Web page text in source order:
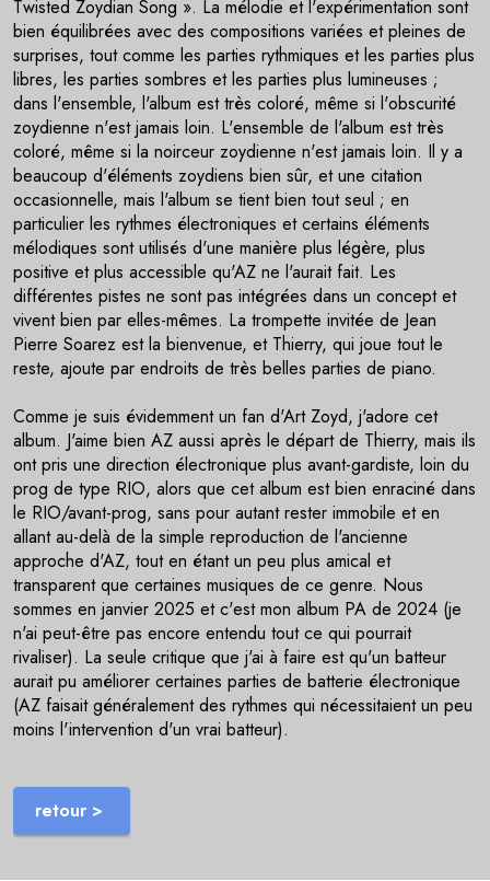
Twisted Zoydian Song ». La mélodie et l'expérimentation sont
bien équilibrées avec des compositions variées et pleines de
surprises, tout comme les parties rythmiques et les parties plus
libres, les parties sombres et les parties plus lumineuses ;
dans l'ensemble, l'album est très coloré, même si l'obscurité
zoydienne n'est jamais loin. L'ensemble de l'album est très
coloré, même si la noirceur zoydienne n'est jamais loin. Il y a
beaucoup d'éléments zoydiens bien sûr, et une citation
occasionnelle, mais l'album se tient bien tout seul ; en
particulier les rythmes électroniques et certains éléments
mélodiques sont utilisés d'une manière plus légère, plus
positive et plus accessible qu'AZ ne l'aurait fait. Les
différentes pistes ne sont pas intégrées dans un concept et
vivent bien par elles-mêmes. La trompette invitée de Jean
Pierre Soarez est la bienvenue, et Thierry, qui joue tout le
reste, ajoute par endroits de très belles parties de piano.
Comme je suis évidemment un fan d'Art Zoyd, j'adore cet
album. J'aime bien AZ aussi après le départ de Thierry, mais ils
ont pris une direction électronique plus avant-gardiste, loin du
prog de type RIO, alors que cet album est bien enraciné dans
le RIO/avant-prog, sans pour autant rester immobile et en
allant au-delà de la simple reproduction de l'ancienne
approche d'AZ, tout en étant un peu plus amical et
transparent que certaines musiques de ce genre. Nous
sommes en janvier 2025 et c'est mon album PA de 2024 (je
n'ai peut-être pas encore entendu tout ce qui pourrait
rivaliser). La seule critique que j'ai à faire est qu'un batteur
aurait pu améliorer certaines parties de batterie électronique
(AZ faisait généralement des rythmes qui nécessitaient un peu
moins l'intervention d'un vrai batteur).
retour >